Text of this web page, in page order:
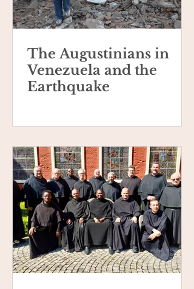
The Augustinians in
Venezuela and the
Earthquake